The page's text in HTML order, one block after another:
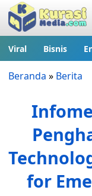
Viral Bisnis
Beranda » Berita
for